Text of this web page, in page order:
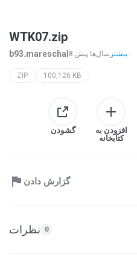
WTK07.zip
b93.mareschal 8 سال‌ها پیش بیشتر...
ZIP 100,126 KB
گشودن
افزودن به
کتابخانه
گزارش دادن
نظرات 0